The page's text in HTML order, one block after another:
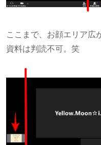
ここまで、お顔エリア広
資料は判読不可。笑